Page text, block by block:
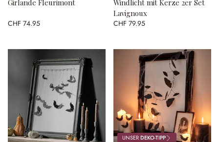
Girlande Fleurimont
CHF 74.95
Windlicht mit Kerze 2er Set
Lavignoux
CHF 79.95
UNSERDEKO-TIPP